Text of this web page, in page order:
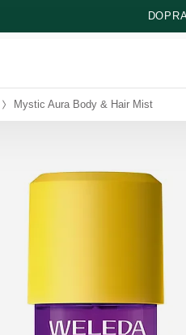
Mystic Aura Body & Hair Mist